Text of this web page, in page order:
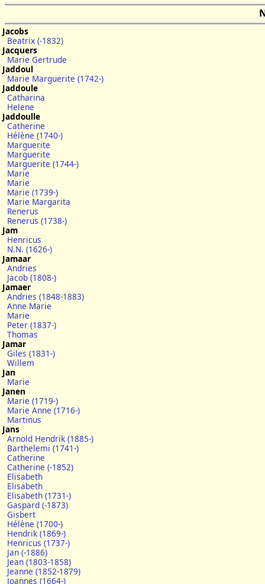
Jacobs
Beatrix (-1832)
Jacquers
Marie Gertrude
Jaddoul
Marie Marguerite (1742-)
Jaddoule
Catharina
Helene
Jaddoulle
Catherine
Hélène (1740-)
Marguerite
Marguerite
Marguerite (1744-)
Marie
Marie
Marie (1739-)
Marie Margarita
Renerus
Renerus (1738-)
Jam
Henricus
N.N. (1626-)
Jamaar
Andries
Jacob (1808-)
Jamaer
Andries (1848-1883)
Anne Marie
Marie
Peter (1837-)
Thomas
Jamar
Giles (1831-)
Willem
Jan
Marie
Janen
Marie (1719-)
Marie Anne (1716-)
Martinus
Jans
Arnold Hendrik (1885-)
Barthelemi (1741-)
Catherine
Catherine (-1852)
Elisabeth
Elisabeth
Elisabeth (1731-)
Gaspard (-1873)
Gisbert
Hélène (1700-)
Hendrik (1869-)
Henricus (1737-)
Jan (-1886)
Jean (1803-1858)
Jeanne (1852-1879)
Joannes (1664-)